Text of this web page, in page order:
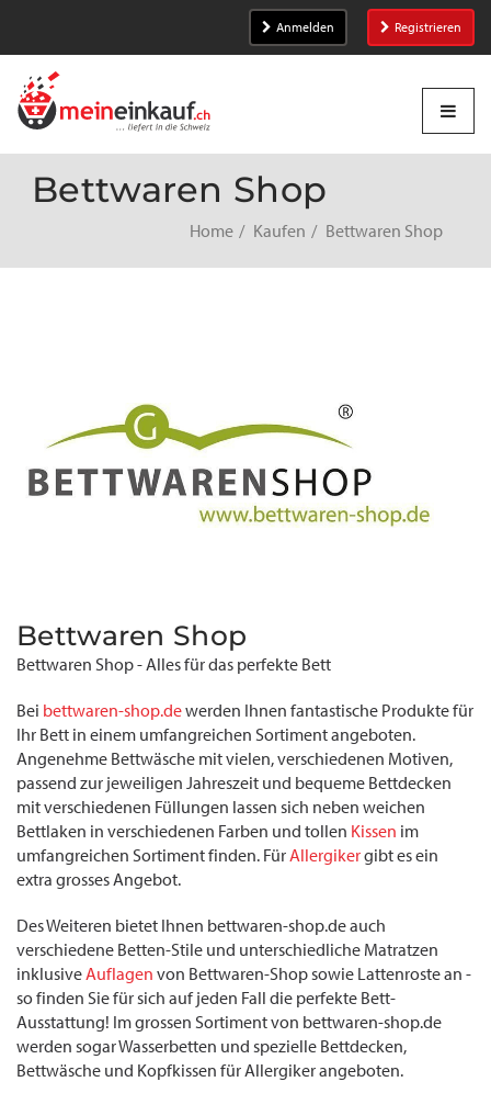
Anmelden Registrieren
Bettwaren Shop
Home Kaufen Bettwaren Shop
Bettwaren Shop
Bettwaren Shop - Alles für das perfekte Bett
Bei bettwaren-shop.dewerden Ihnen fantastische Produkte für
Ihr Bett in einem umfangreichen Sortiment angeboten.
Angenehme Bettwäsche mit vielen, verschiedenen Motiven,
passend zur jeweiligen Jahreszeit und bequeme Bettdecken
mit verschiedenen Füllungen lassen sich neben weichen
Bettlaken in verschiedenen Farben und tollen Kissen im
umfangreichen Sortiment finden. FürAllergikergibt es ein
extra grosses Angebot.
Des Weiteren bietet Ihnen bettwaren-shop.de auch
verschiedene Betten-Stile und unterschiedliche Matratzen
inklusiveAuflagen von Bettwaren-Shop sowie Lattenroste an -
so finden Sie für sich auf jeden Fall die perfekte Bett-
Ausstattung! Im grossen Sortiment von bettwaren-shop.de
werden sogar Wasserbetten und spezielle Bettdecken,
Bettwäsche und Kopfkissen für Allergiker angeboten.